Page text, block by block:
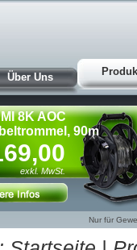
Über Uns
8K AOC
90m
exkl. MwSt.
Nur für